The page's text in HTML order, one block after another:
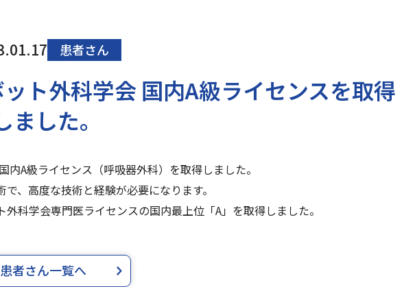
患者さん
ト外科学会 国内A級ライセンスを取得
ました。
A級ライセンス（呼吸器外科）を取得しました。
、高度な技術と経験が必要になります。
科学会専門医ライセンスの国内最上位「A」を取得しました。
患者さん一覧へ